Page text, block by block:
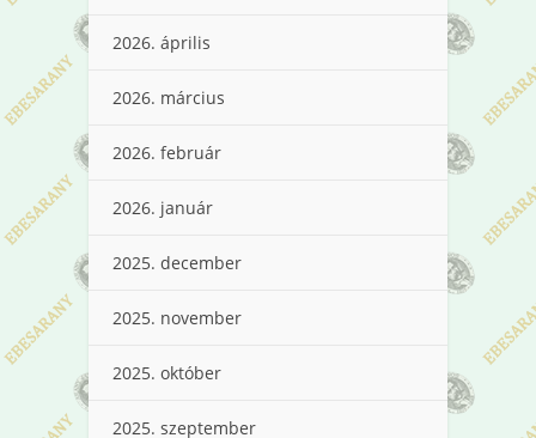
2026. április
2026. március
2026. február
2026. január
2025. december
2025. november
2025. október
2025. szeptember